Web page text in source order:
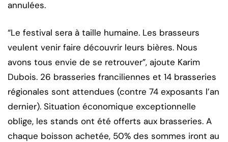
annulées.
“Le festival sera à taille humaine. Les brasseurs
veulent venir faire découvrir leurs bières. Nous
avons tous envie de se retrouver”, ajoute Karim
Dubois. 26 brasseries franciliennes et 14 brasseries
régionales sont attendues (contre 74 exposants l’an
dernier). Situation économique exceptionnelle
oblige, les stands ont été offerts aux brasseries. A
chaque boisson achetée, 50% des sommes iront au